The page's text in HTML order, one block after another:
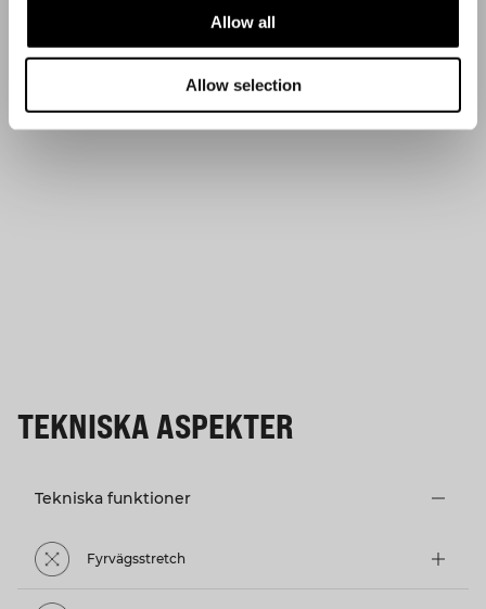
Allow all
Allow selection
TEKNISKA ASPEKTER
Tekniska funktioner
Fyrvägsstretch